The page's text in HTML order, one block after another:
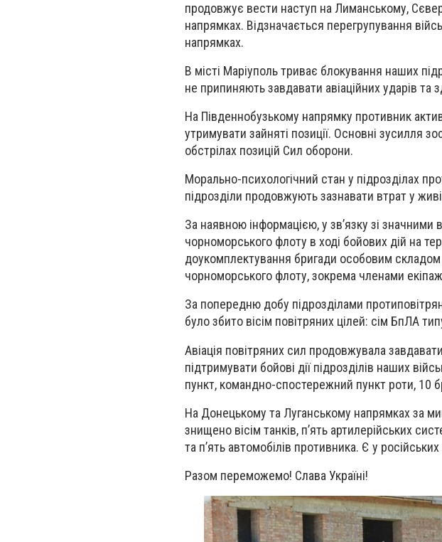
продовжує вести наступ на Лиманському,
напрямках. Відзначається перегрупування
напрямках.
В місті Маріуполь триває блокування наших
не припиняють завдавати авіаційних ударів та
На Південнобузькому напрямку противник
утримувати зайняті позиції. Основні зусилля
обстрілах позицій Сил оборони.
Морально-психологічний стан у підрозділах
підрозділи продовжують зазнавати втрат у
За наявною інформацією, у зв’язку зі значними
чорноморського флоту в ході бойових дій на
доукомплектування бригади особовим
чорноморського флоту, зокрема членами
За попередню добу підрозділами
було збито вісім повітряних цілей: сім БпЛА
Авіація повітряних сил продовжувала
підтримувати бойові дії підрозділів наших
пункт, командно-спостережний пункт роти, 10
На Донецькому та Луганському напрямках за
знищено вісім танків, п’ять артилерійських
та п’ять автомобілів противника. Є у
Разом переможемо! Слава Україні!